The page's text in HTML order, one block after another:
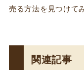
売る方法を見つけて
関連記事